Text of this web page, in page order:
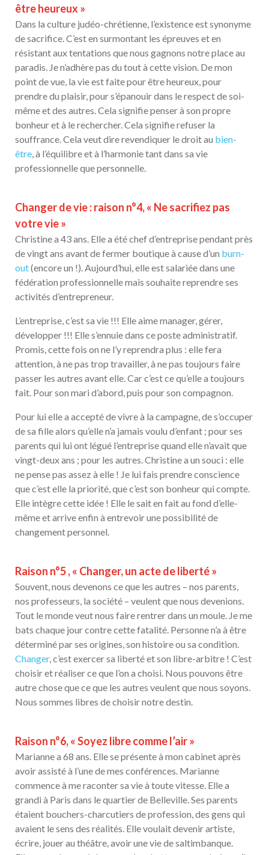
être heureux »
Dans la culture judéo-chrétienne, l’existence est synonyme
de sacrifice. C’est en surmontant les épreuves et en
résistant aux tentations que nous gagnons notre place au
paradis. Je n’adhère pas du tout à cette vision. De mon
point de vue, la vie est faite pour être heureux, pour
prendre du plaisir, pour s’épanouir dans le respect de soi-
même et des autres. Cela signifie penser à son propre
bonheur et à le rechercher. Cela signifie refuser la
souffrance. Cela veut dire revendiquer le droit au bien-
être, à l’équilibre et à l’harmonie tant dans sa vie
professionnelle que personnelle.
Changer de vie : raison n°4, « Ne sacrifiez pas
votre vie »
Christine a 43 ans. Elle a été chef d’entreprise pendant près
de vingt ans avant de fermer boutique à cause d’un burn-
out(encore un !). Aujourd’hui, elle est salariée dans une
fédération professionnelle mais souhaite reprendre ses
activités d’entrepreneur.
L’entreprise, c’est sa vie !!! Elle aime manager, gérer,
développer !!! Elle s’ennuie dans ce poste administratif.
Promis, cette fois on ne l’y reprendra plus : elle fera
attention, à ne pas trop travailler, à ne pas toujours faire
passer les autres avant elle. Car c’est ce qu’elle a toujours
fait. Pour son mari d’abord, puis pour son compagnon.
Pour lui elle a accepté de vivre à la campagne, de s’occuper
de sa fille alors qu’elle n’a jamais voulu d’enfant ; pour ses
parents qui lui ont légué l’entreprise quand elle n’avait que
vingt-deux ans ; pour les autres. Christine a un souci : elle
ne pense pas assez à elle ! Je lui fais prendre conscience
que c’est elle la priorité, que c’est son bonheur qui compte.
Elle intègre cette idée ! Elle le sait en fait au fond d’elle-
même et arrive enfin à entrevoir une possibilité de
changement personnel.
Raison n°5 , « Changer, un acte de liberté »
Souvent, nous devenons ce que les autres – nos parents,
nos professeurs, la société – veulent que nous devenions.
Tout le monde veut nous faire rentrer dans un moule. Je me
bats chaque jour contre cette fatalité. Personne n’a à être
déterminé par ses origines, son histoire ou sa condition.
Changer, c’est exercer sa liberté et son libre-arbitre ! C’est
choisir et réaliser ce que l’on a choisi. Nous pouvons être
autre chose que ce que les autres veulent que nous soyons.
Nous sommes libres de choisir notre destin.
Raison n°6, « Soyez libre comme l’air »
Marianne a 68 ans. Elle se présente à mon cabinet après
avoir assisté à l’une de mes conférences. Marianne
commence à me raconter sa vie à toute vitesse. Elle a
grandi à Paris dans le quartier de Belleville. Ses parents
étaient bouchers-charcutiers de profession, des gens qui
avaient le sens des réalités. Elle voulait devenir artiste,
écrire, jouer au théâtre, avoir une vie de saltimbanque.